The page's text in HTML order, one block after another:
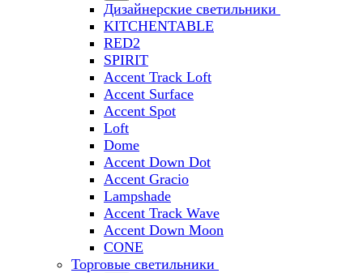
Дизайнерские светильники
KITCHENTABLE
RED2
SPIRIT
Accent Track Loft
Accent Surface
Accent Spot
Loft
Dome
Accent Down Dot
Accent Gracio
Lampshade
Accent Track Wave
Accent Down Moon
CONE
Торговые светильники